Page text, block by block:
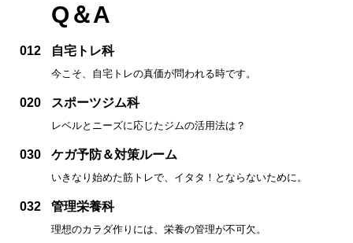
Q＆A
012 自宅トレ科
今こそ、自宅トレの真価が問われる時です。
020 スポーツジム科
レベルとニーズに応じたジムの活用法は？
030 ケガ予防＆対策ルーム
いきなり始めた筋トレで、イタタ！とならないために。
032 管理栄養科
理想のカラダ作りには、栄養の管理が不可欠。